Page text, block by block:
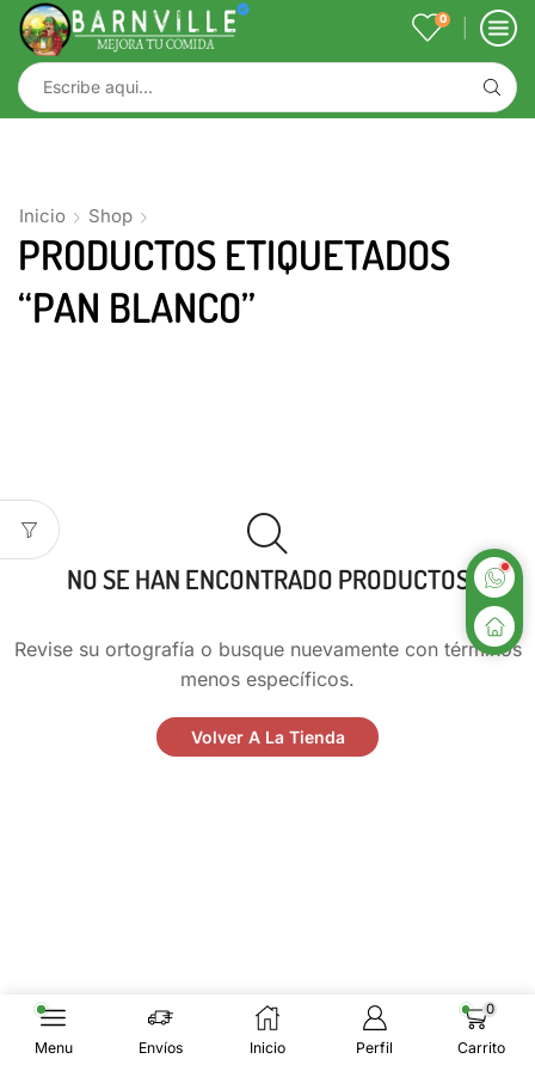
0
Inicio Shop
PRODUCTOS ETIQUETADOS
“PAN BLANCO”
NO SE HAN ENCONTRADO PRODUCTOS
Revise su ortografía o busque nuevamente con términos
menos específicos.
Volver A La Tienda
Menu Envíos Inicio Perfil
0
Carrito